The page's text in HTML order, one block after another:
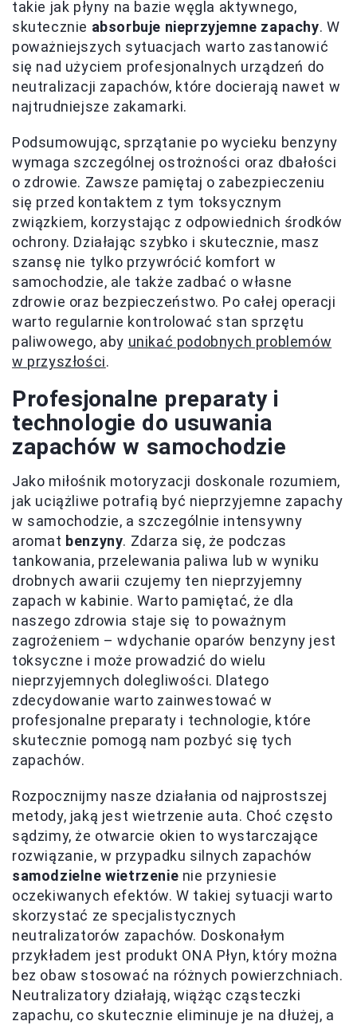
takie jak płyny na bazie węgla aktywnego,
skutecznie absorbuje nieprzyjemne zapachy. W
poważniejszych sytuacjach warto zastanowić
się nad użyciem profesjonalnych urządzeń do
neutralizacji zapachów, które docierają nawet w
najtrudniejsze zakamarki.
Podsumowując, sprzątanie po wycieku benzyny
wymaga szczególnej ostrożności oraz dbałości
o zdrowie. Zawsze pamiętaj o zabezpieczeniu
się przed kontaktem z tym toksycznym
związkiem, korzystając z odpowiednich środków
ochrony. Działając szybko i skutecznie, masz
szansę nie tylko przywrócić komfort w
samochodzie, ale także zadbać o własne
zdrowie oraz bezpieczeństwo. Po całej operacji
warto regularnie kontrolować stan sprzętu
paliwowego, aby unikać podobnych problemów
w przyszłości.
Profesjonalne preparaty i
technologie do usuwania
zapachów w samochodzie
Jako miłośnik motoryzacji doskonale rozumiem,
jak uciążliwe potrafią być nieprzyjemne zapachy
w samochodzie, a szczególnie intensywny
aromat benzyny. Zdarza się, że podczas
tankowania, przelewania paliwa lub w wyniku
drobnych awarii czujemy ten nieprzyjemny
zapach w kabinie. Warto pamiętać, że dla
naszego zdrowia staje się to poważnym
zagrożeniem – wdychanie oparów benzyny jest
toksyczne i może prowadzić do wielu
nieprzyjemnych dolegliwości. Dlatego
zdecydowanie warto zainwestować w
profesjonalne preparaty i technologie, które
skutecznie pomogą nam pozbyć się tych
zapachów.
Rozpocznijmy nasze działania od najprostszej
metody, jaką jest wietrzenie auta. Choć często
sądzimy, że otwarcie okien to wystarczające
rozwiązanie, w przypadku silnych zapachów
samodzielne wietrzenie nie przyniesie
oczekiwanych efektów. W takiej sytuacji warto
skorzystać ze specjalistycznych
neutralizatorów zapachów. Doskonałym
przykładem jest produkt ONA Płyn, który można
bez obaw stosować na różnych powierzchniach.
Neutralizatory działają, wiążąc cząsteczki
zapachu, co skutecznie eliminuje je na dłużej, a